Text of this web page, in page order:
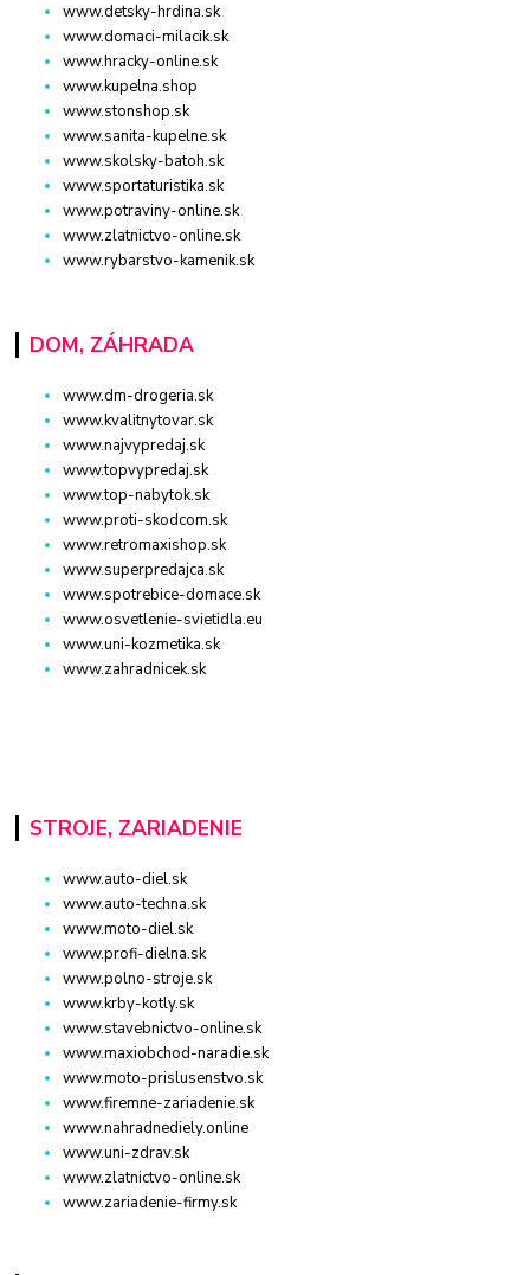
www.detsky-hrdina.sk
www.domaci-milacik.sk
www.hracky-online.sk
www.kupelna.shop
www.stonshop.sk
www.sanita-kupelne.sk
www.skolsky-batoh.sk
www.sportaturistika.sk
www.potraviny-online.sk
www.zlatnictvo-online.sk
www.rybarstvo-kamenik.sk
DOM, ZÁHRADA
www.dm-drogeria.sk
www.kvalitnytovar.sk
www.najvypredaj.sk
www.topvypredaj.sk
www.top-nabytok.sk
www.proti-skodcom.sk
www.retromaxishop.sk
www.superpredajca.sk
www.spotrebice-domace.sk
www.osvetlenie-svietidla.eu
www.uni-kozmetika.sk
www.zahradnicek.sk
STROJE, ZARIADENIE
www.auto-diel.sk
www.auto-techna.sk
www.moto-diel.sk
www.profi-dielna.sk
www.polno-stroje.sk
www.krby-kotly.sk
www.stavebnictvo-online.sk
www.maxiobchod-naradie.sk
www.moto-prislusenstvo.sk
www.firemne-zariadenie.sk
www.nahradnediely.online
www.uni-zdrav.sk
www.zlatnictvo-online.sk
www.zariadenie-firmy.sk